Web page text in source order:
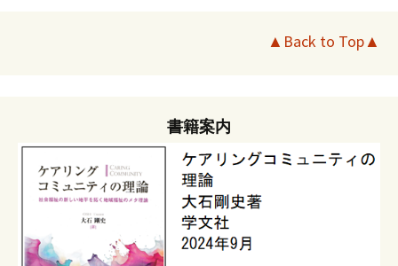
▲Back to Top▲
書籍案内